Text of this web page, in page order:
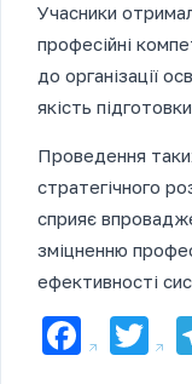
Учасники
професійні
до організації
якість
Проведення
стратегічного
сприяє
зміцненню
ефективності